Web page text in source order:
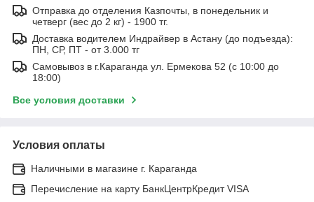
Отправка до отделения Казпочты, в понедельник и
четверг (вес до 2 кг) - 1900 тг.
Доставка водителем Индрайвер в Астану (до подъезда):
ПН, СР, ПТ - от 3.000 тг
Самовывоз в г.Караганда ул. Ермекова 52 (с 10:00 до
18:00)
Все условия доставки
Условия оплаты
Наличными в магазине г. Караганда
Перечисление на карту БанкЦентрКредит VISA